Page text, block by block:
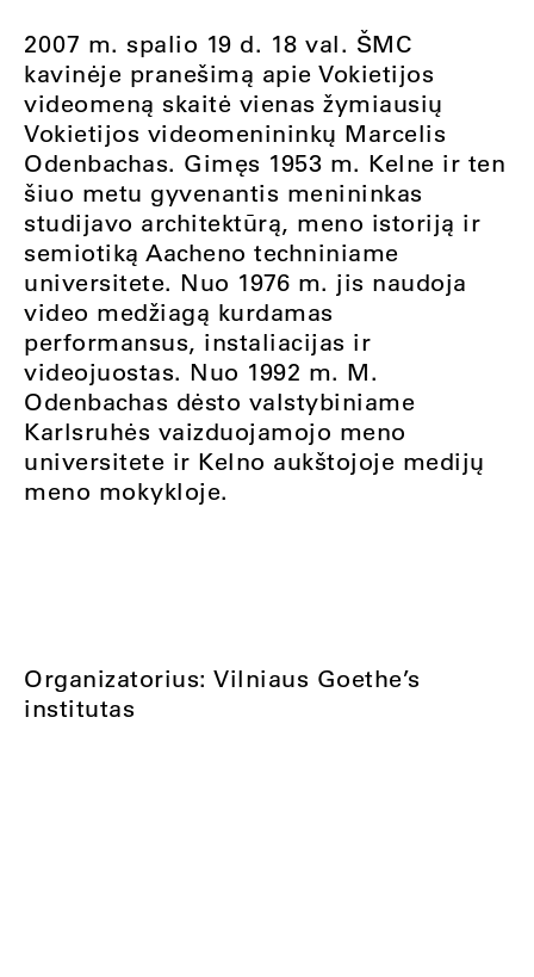
2007 m. spalio 19 d. 18 val. ŠMC
kavinėje pranešimą apie Vokietijos
videomeną skaitė vienas žymiausių
Vokietijos videomenininkų Marcelis
Odenbachas. Gimęs 1953 m. Kelne ir ten
šiuo metu gyvenantis menininkas
studijavo architektūrą, meno istoriją ir
semiotiką Aacheno techniniame
universitete. Nuo 1976 m. jis naudoja
video medžiagą kurdamas
performansus, instaliacijas ir
videojuostas. Nuo 1992 m. M.
Odenbachas dėsto valstybiniame
Karlsruhės vaizduojamojo meno
universitete ir Kelno aukštojoje medijų
meno mokykloje.
Organizatorius: Vilniaus Goethe’s
institutas